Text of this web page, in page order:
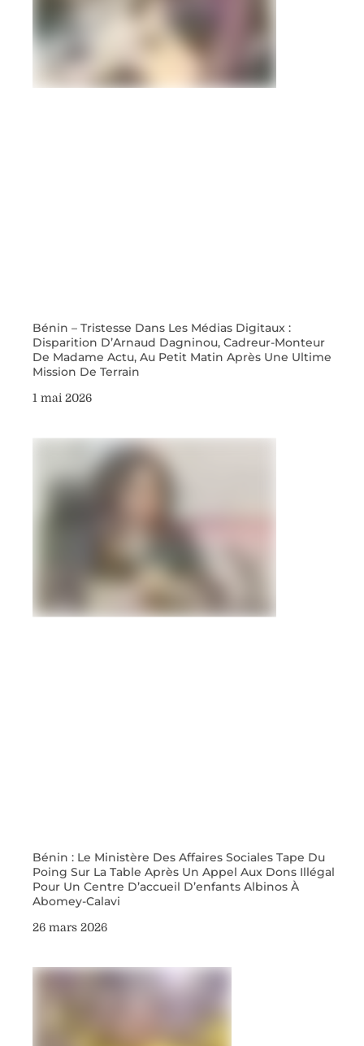
Bénin – Tristesse Dans Les Médias Digitaux :
Disparition D’Arnaud Dagninou, Cadreur-Monteur
De Madame Actu, Au Petit Matin Après Une Ultime
Mission De Terrain
1 mai 2026
Bénin : Le Ministère Des Affaires Sociales Tape Du
Poing Sur La Table Après Un Appel Aux Dons Illégal
Pour Un Centre D’accueil D’enfants Albinos À
Abomey-Calavi
26 mars 2026